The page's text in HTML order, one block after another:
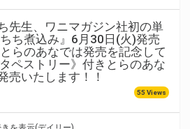
先生、ワニマガジン社初の単
ち煮込み』6月30日(火)発売
らのあなでは発売を記念して
タペストリー》付きとらのあな
売いたします！！
55 Views